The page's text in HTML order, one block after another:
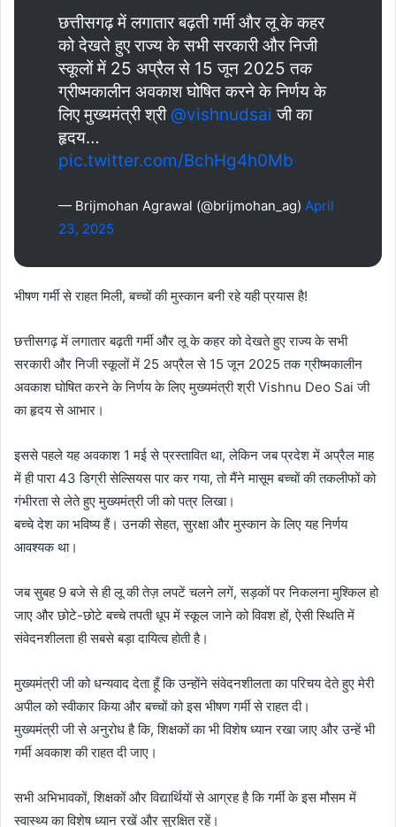
छत्तीसगढ़ में लगातार बढ़ती गर्मी और लू के कहर
को देखते हुए राज्य के सभी सरकारी और निजी
स्कूलों में 25 अप्रैल से 15 जून 2025 तक
ग्रीष्मकालीन अवकाश घोषित करने के निर्णय के
लिए मुख्यमंत्री श्री @vishnudsai जी का
हृदय…
pic.twitter.com/BchHg4h0Mb
— Brijmohan Agrawal (@brijmohan_ag) April
23, 2025
भीषण गर्मी से राहत मिली, बच्चों की मुस्कान बनी रहे यही प्रयास है!
छत्तीसगढ़ में लगातार बढ़ती गर्मी और लू के कहर को देखते हुए राज्य के सभी
सरकारी और निजी स्कूलों में 25 अप्रैल से 15 जून 2025 तक ग्रीष्मकालीन
अवकाश घोषित करने के निर्णय के लिए मुख्यमंत्री श्री Vishnu Deo Sai जी
का हृदय से आभार।
इससे पहले यह अवकाश 1 मई से प्रस्तावित था, लेकिन जब प्रदेश में अप्रैल माह
में ही पारा 43 डिग्री सेल्सियस पार कर गया, तो मैंने मासूम बच्चों की तकलीफों को
गंभीरता से लेते हुए मुख्यमंत्री जी को पत्र लिखा।
बच्चे देश का भविष्य हैं। उनकी सेहत, सुरक्षा और मुस्कान के लिए यह निर्णय
आवश्यक था।
जब सुबह 9 बजे से ही लू की तेज़ लपटें चलने लगें, सड़कों पर निकलना मुश्किल हो
जाए और छोटे-छोटे बच्चे तपती धूप में स्कूल जाने को विवश हों, ऐसी स्थिति में
संवेदनशीलता ही सबसे बड़ा दायित्व होती है।
मुख्यमंत्री जी को धन्यवाद देता हूँ कि उन्होंने संवेदनशीलता का परिचय देते हुए मेरी
अपील को स्वीकार किया और बच्चों को इस भीषण गर्मी से राहत दी।
मुख्यमंत्री जी से अनुरोध है कि, शिक्षकों का भी विशेष ध्यान रखा जाए और उन्हें भी
गर्मी अवकाश की राहत दी जाए।
सभी अभिभावकों, शिक्षकों और विद्यार्थियों से आग्रह है कि गर्मी के इस मौसम में
स्वास्थ्य का विशेष ध्यान रखें और सुरक्षित रहें।